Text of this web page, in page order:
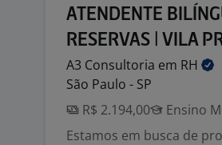
ATENDENTE
RESERVAS | VILA
A3 Consultoria em RH
São Paulo - SP
R$ 2.194,00
Ensino
Estamos em busca de